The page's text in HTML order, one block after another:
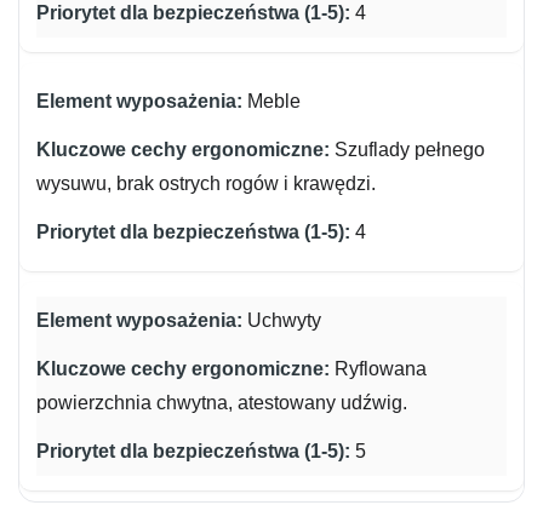
4
Meble
Szuflady pełnego
wysuwu, brak ostrych rogów i krawędzi.
4
Uchwyty
Ryflowana
powierzchnia chwytna, atestowany udźwig.
5